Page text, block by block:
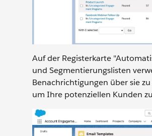
Auf der Registerkarte
und Segmentierungslisten
Benachrichtigungen über sie
um Ihre potenziellen Kunden